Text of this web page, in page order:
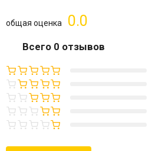
0.0
общая оценка
Всего 0 отзывов